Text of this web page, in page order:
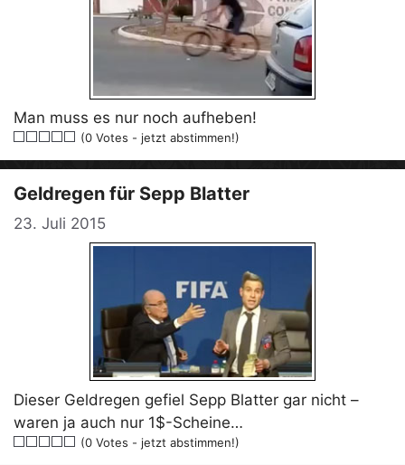
Man muss es nur noch aufheben!
(0 Votes - jetzt abstimmen!)
Geldregen für Sepp Blatter
23. Juli 2015
Dieser Geldregen gefiel Sepp Blatter gar nicht –
waren ja auch nur 1$-Scheine…
(0 Votes - jetzt abstimmen!)